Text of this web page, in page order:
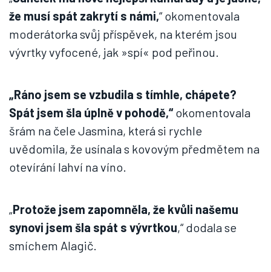
že musí spát zakrytí s námi,“ okomentovala
moderátorka svůj příspěvek, na kterém jsou
vývrtky vyfocené, jak »spí« pod peřinou.
„Ráno jsem se vzbudila s tímhle, chápete?
Spát jsem šla úplně v pohodě,“okomentovala
šrám na čele Jasmina, která si rychle
uvědomila, že usínala s kovovým předmětem na
otevírání lahví na víno.
„Protože jsem zapomněla, že kvůli našemu
synovi jsem šla spát s vývrtkou,“ dodala se
smíchem Alagič.